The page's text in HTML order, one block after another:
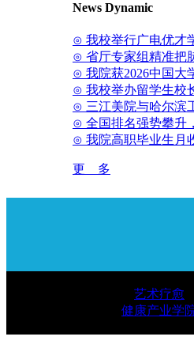
News Dynamic
⊙ 我校举行广电优才
⊙ 省厅专家组精准把
⊙ 我院获2026中国大
⊙ 我校举办留学生校
⊙ 三江美院与哈尔滨
⊙ 全国排名强势攀升
⊙ 我院高职毕业生月
更 多
艺术疗愈
健康产业学